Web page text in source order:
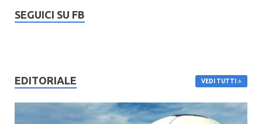
SEGUICI SU FB
EDITORIALE VEDI TUTTI